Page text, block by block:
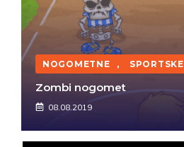
NOGOMETNE , SPORTSKE
Zombi nogomet
08.08.2019